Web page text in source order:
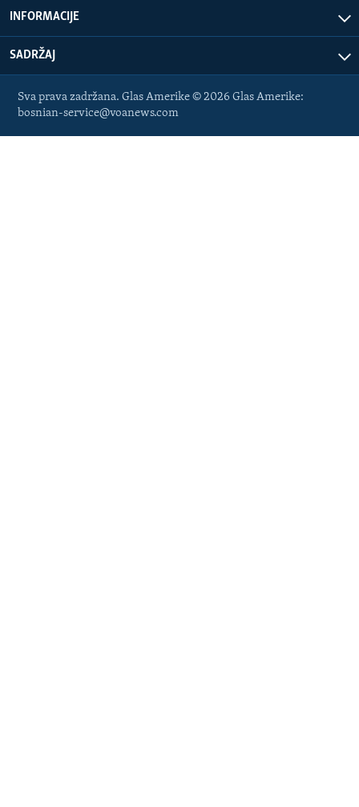
INFORMACIJE
SADRŽAJ
Sva prava zadržana. Glas Amerike © 2026 Glas Amerike:
bosnian-service@voanews.com